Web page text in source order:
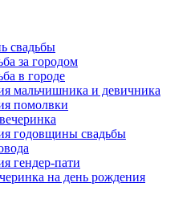
свадьбы
за городом
в городе
мальчишника и девичника
помолвки
годовщины свадьбы
гендер-пати
на день рождения